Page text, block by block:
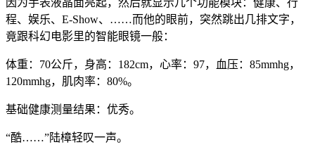
程、娱乐、E-Show、……而他的眼前，突然跳出几排文字，
竟跟科幻电影里的智能眼镜一般：
体重：70公斤，身高：182cm，心率：97，血压：85mmhg，
120mmhg，肌肉率：80%。
基础健康测量结果：优秀。
“酷……”陆樟轻叹一声。